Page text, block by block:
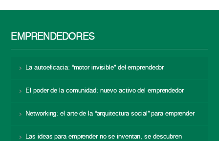
EMPRENDEDORES
La autoeficacia: “motor invisible” del emprendedor
El poder de la comunidad: nuevo activo del emprendedor
Networking: el arte de la “arquitectura social” para emprender
Las ideas para emprender no se inventan, se descubren